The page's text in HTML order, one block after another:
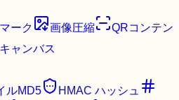
ーク
画像圧縮
QRコンテン
ャンバス
ルMD5
HMAC ハッシュ